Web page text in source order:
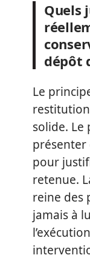
Quels
dépôt
Le
solide.
présenter
pour
retenue.
reine des
jamais à